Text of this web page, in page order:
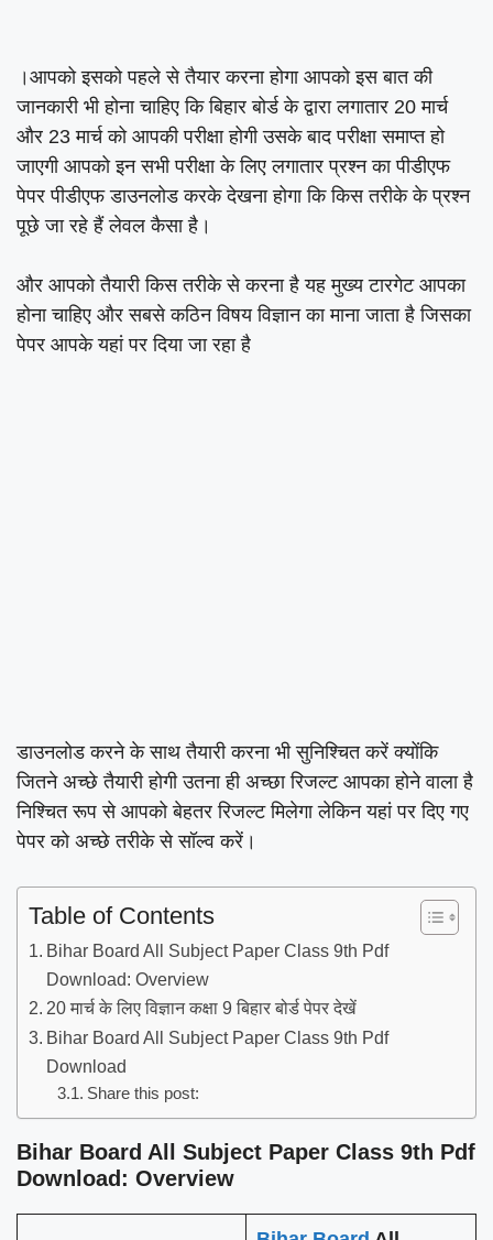
।आपको इसको पहले से तैयार करना होगा आपको इस बात की
जानकारी भी होना चाहिए कि बिहार बोर्ड के द्वारा लगातार 20 मार्च
और 23 मार्च को आपकी परीक्षा होगी उसके बाद परीक्षा समाप्त हो
जाएगी आपको इन सभी परीक्षा के लिए लगातार प्रश्न का पीडीएफ
पेपर पीडीएफ डाउनलोड करके देखना होगा कि किस तरीके के प्रश्न
पूछे जा रहे हैं लेवल कैसा है।
और आपको तैयारी किस तरीके से करना है यह मुख्य टारगेट आपका
होना चाहिए और सबसे कठिन विषय विज्ञान का माना जाता है जिसका
पेपर आपके यहां पर दिया जा रहा है
डाउनलोड करने के साथ तैयारी करना भी सुनिश्चित करें क्योंकि
जितने अच्छे तैयारी होगी उतना ही अच्छा रिजल्ट आपका होने वाला है
निश्चित रूप से आपको बेहतर रिजल्ट मिलेगा लेकिन यहां पर दिए गए
पेपर को अच्छे तरीके से सॉल्व करें।
Table of Contents
Bihar Board All Subject Paper Class 9th Pdf
Download: Overview
20 मार्च के लिए विज्ञान कक्षा 9 बिहार बोर्ड पेपर देखें
Bihar Board All Subject Paper Class 9th Pdf
Download
Share this post:
Bihar Board All Subject Paper Class 9th Pdf
Download: Overview